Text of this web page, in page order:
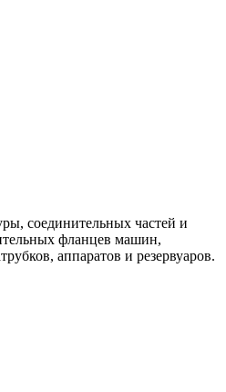
соединительных частей и
фланцев машин,
аппаратов и резервуаров.